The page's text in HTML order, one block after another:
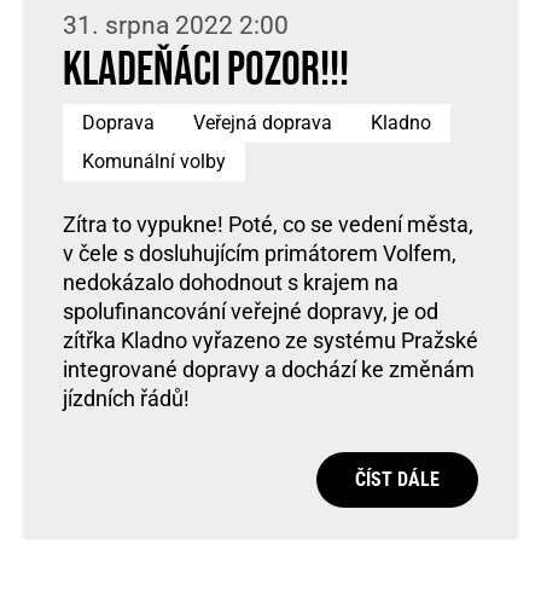
31. srpna 2022 2:00
KLADEŇÁCI POZOR!!!
Doprava Veřejná doprava
Kladno
Komunální volby
Zítra to vypukne! Poté, co se vedení města,
v čele s dosluhujícím primátorem Volfem,
nedokázalo dohodnout s krajem na
spolufinancování veřejné dopravy, je od
zítřka Kladno vyřazeno ze systému Pražské
integrované dopravy a dochází ke změnám
jízdních řádů!
ČÍST DÁLE